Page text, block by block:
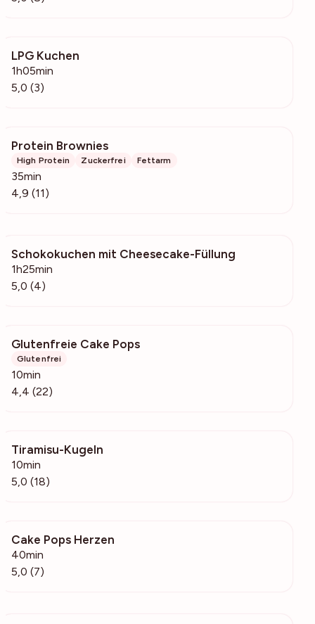
LPG Kuchen
1h05min
5,0 (3)
Protein Brownies
High Protein Zuckerfrei Fettarm
35min
4,9 (11)
Schokokuchen mit Cheesecake-Füllung
1h25min
5,0 (4)
Glutenfreie Cake Pops
Glutenfrei
10min
4,4 (22)
Tiramisu-Kugeln
10min
5,0 (18)
Cake Pops Herzen
40min
5,0 (7)